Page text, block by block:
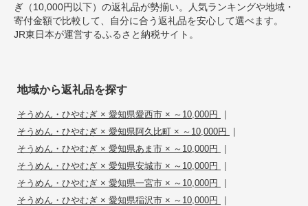
ぎ（10,000円以下）の返礼品が勢揃い。人気ランキングや地域・
寄付金額で比較して、自分に合う返礼品を安心して選べます。
JR東日本が運営するふるさと納税サイト。
地域から返礼品を探す
そうめん・ひやむぎ × 愛知県愛西市 × ～10,000円 |
そうめん・ひやむぎ × 愛知県阿久比町 × ～10,000円 |
そうめん・ひやむぎ × 愛知県あま市 × ～10,000円 |
そうめん・ひやむぎ × 愛知県安城市 × ～10,000円 |
そうめん・ひやむぎ × 愛知県一宮市 × ～10,000円 |
そうめん・ひやむぎ × 愛知県稲沢市 × ～10,000円 |